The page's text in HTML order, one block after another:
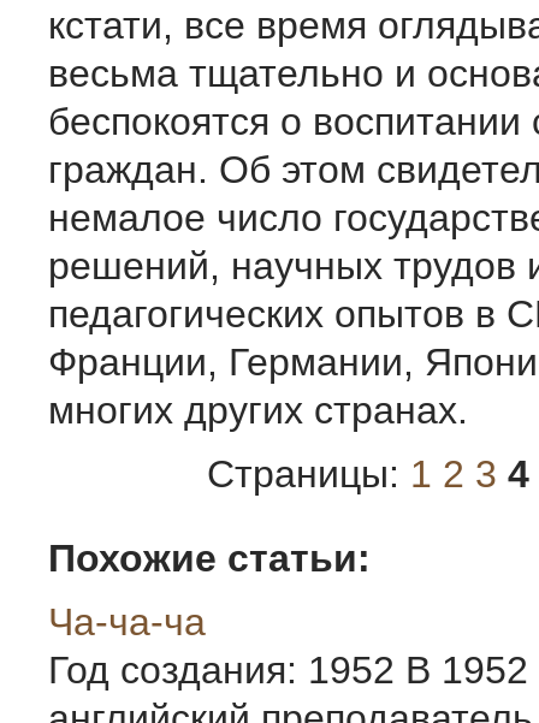
кстати, все время
весьма тщательно и
беспокоятся о воспитании
граждан. Об этом
немалое число
решений, научных трудов
педагогических опытов
Франции, Германии,
многих других странах.
Страницы: 1 2 3 4
Похожие статьи:
Ча-ча-ча
Год создания: 1952 В